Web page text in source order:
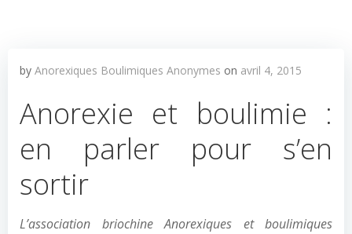
by Anorexiques Boulimiques Anonymes on avril 4, 2015
Anorexie et boulimie :
en parler pour s’en
sortir
L’association briochine Anorexiques et boulimiques